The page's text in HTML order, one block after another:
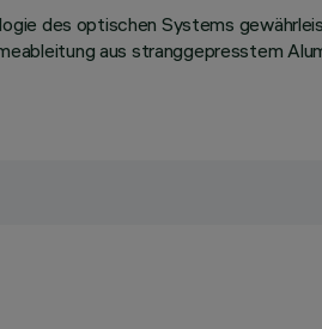
des optischen Systems
aus stranggepresstem